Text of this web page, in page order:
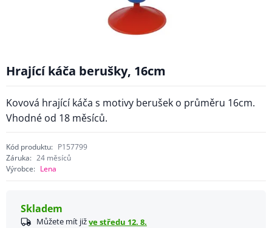
Hrající káča berušky, 16cm
Kovová hrající káča s motivy berušek o průměru 16cm.
Vhodné od 18 měsíců.
Kód produktu: P157799
Záruka: 24 měsíců
Výrobce: Lena
Skladem
Můžete mít jižve středu 12. 8.